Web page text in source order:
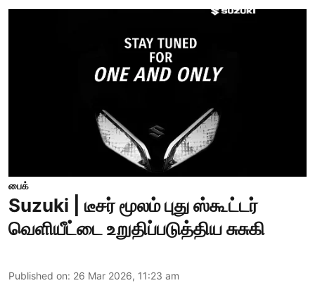
பைக்
Suzuki | டீசர் மூலம் புது ஸ்கூட்டர்
வெளியீட்டை உறுதிப்படுத்திய சுசுகி
Published on: 26 Mar 2026, 11:23 am